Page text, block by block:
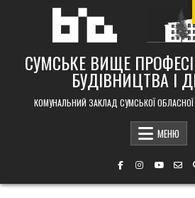
СУМСЬКЕ ВИЩЕ
БУДІВНИЦТВА І
КОМУНАЛЬНИЙ ЗАКЛАД СУМСЬКОЇ
МЕНЮ